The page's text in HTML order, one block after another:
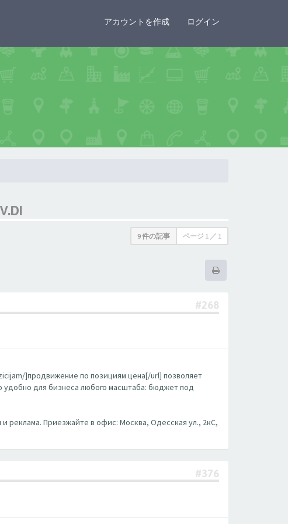
アカウントを作成 ログイン
9 件の記事 ページ 1 ／ 1
#268
]продвижение по позициям цена[/url] позволяет
удобно для бизнеса любого масштаба: бюджет под
реклама. Приезжайте в офис: Москва, Одесская ул., 2кС,
#376